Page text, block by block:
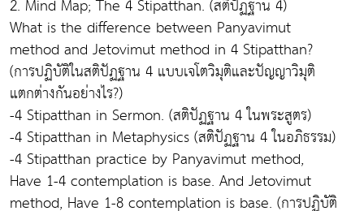
2. Mind Map; The 4 Stipatthan. (สติปัฏฐาน 4)
What is the difference between Panyavimut
method and Jetovimut method in 4 Stipatthan?
(การปฏิบัติในสติปัฏฐาน 4 แบบเจโตวิมุติและปัญญาวิมุติ
แตกต่างกันอย่างไร?)
-4 Stipatthan in Sermon. (สติปัฏฐาน 4 ในพระสูตร)
-4 Stipatthan in Metaphysics (สติปัฏฐาน 4 ในอภิธรรม)
-4 Stipatthan practice by Panyavimut method,
Have 1-4 contemplation is base. And Jetovimut
method, Have 1-8 contemplation is base. (การปฏิบัติ